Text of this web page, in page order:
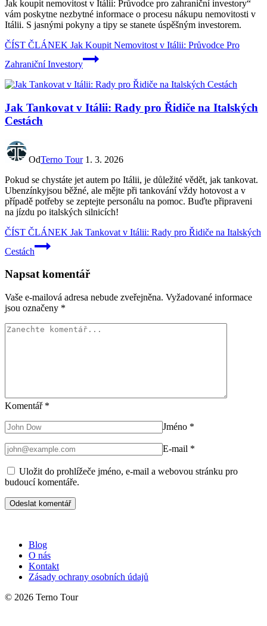
Jak koupit nemovitost v Itálii: Průvodce pro zahraniční investory“
vám poskytne nezbytné informace o procesu nákupu nemovitosti v
Itálii. S jasnými pokyny a tipy se stanete úspěšným investorem.
ČÍST ČLÁNEK Jak Koupit Nemovitost v Itálii: Průvodce Pro
Zahraniční Investory
Jak Tankovat v Itálii: Rady pro Řidiče na Italských
Cestách
OdTerno Tour 1. 3. 2026
Pokud se chystáte jet autem po Itálii, je důležité vědět, jak tankovat.
Ubenzínkyjsou běžné, ale mějte při tankování vždy hotovost a v
případě potřeby se zeptejte personálu na pomoc. Buďte připraveni
na jízdu po italských silnicích!
ČÍST ČLÁNEK Jak Tankovat v Itálii: Rady pro Řidiče na Italských
Cestách
Napsat komentář
Vaše e-mailová adresa nebude zveřejněna. Vyžadované informace
jsou označeny *
Komentář *
Jméno *
E-mail *
Uložit do prohlížeče jméno, e-mail a webovou stránku pro
budoucí komentáře.
Blog
O nás
Kontakt
Zásady ochrany osobních údajů
© 2026 Terno Tour